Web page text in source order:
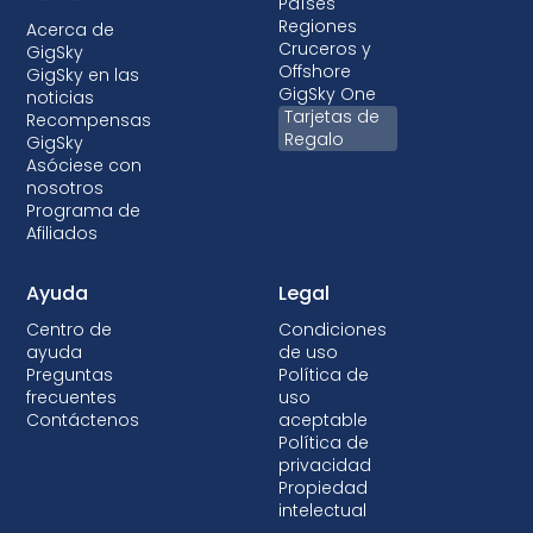
Acerca de
GigSky
GigSky en las
noticias
Recompensas
GigSky
Asóciese con
nosotros
Programa de
Afiliados
Regiones
Cruceros y
Offshore
GigSky One
Tarjetas de
Regalo
Ayuda
Centro de
ayuda
Preguntas
frecuentes
Contáctenos
Legal
Condiciones
de uso
Política de
uso
aceptable
Política de
privacidad
Propiedad
intelectual